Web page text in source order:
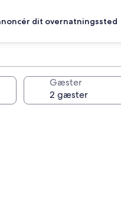
dit overnatningssted
Gæster